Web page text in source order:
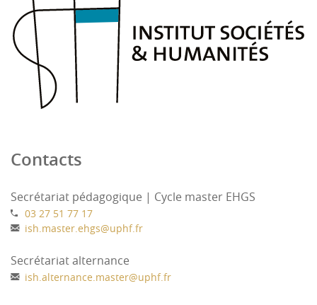
Contacts
Secrétariat pédagogique | Cycle master EHGS
03 27 51 77 17
ish.master.ehgs@uphf.fr
Secrétariat alternance
ish.alternance.master@uphf.fr